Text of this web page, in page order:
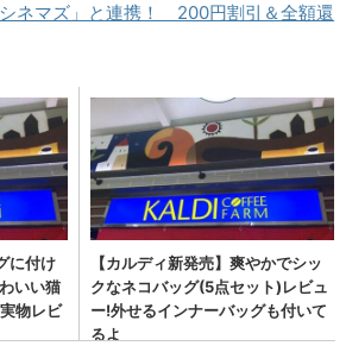
ネマズ」と連携！ 200円割引＆全額還